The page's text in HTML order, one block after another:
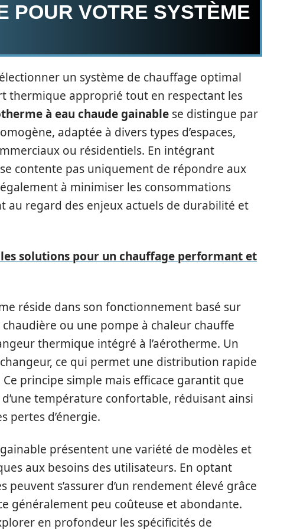
POUR VOTRE SYSTÈME
un système de chauffage optimal
thermique approprié tout en respectant les
à eau chaude gainable se distingue par
adaptée à divers types d’espaces,
ou résidentiels. En intégrant
contente pas uniquement de répondre aux
à minimiser les consommations
au regard des enjeux actuels de durabilité et
les solutions pour un chauffage performant et
réside dans son fonctionnement basé sur
ou une pompe à chaleur chauffe
thermique intégré à l’aérotherme. Un
ce qui permet une distribution rapide
Ce principe simple mais efficace garantit que
température confortable, réduisant ainsi
pertes d’énergie.
présentent une variété de modèles et
aux besoins des utilisateurs. En optant
s’assurer d’un rendement élevé grâce
généralement peu coûteuse et abondante.
en profondeur les spécificités de